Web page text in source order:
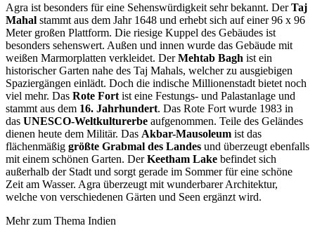
Agra ist besonders für eine Sehenswürdigkeit sehr bekannt. DerTaj
Mahal stammt aus dem Jahr 1648 und erhebt sich auf einer 96 x 96
Meter großen Plattform. Die riesige Kuppel des Gebäudes ist
besonders sehenswert. Außen und innen wurde das Gebäude mit
weißen Marmorplatten verkleidet. DerMehtab Bagh ist ein
historischer Garten nahe des Taj Mahals, welcher zu ausgiebigen
Spaziergängen einlädt. Doch die indische Millionenstadt bietet noch
viel mehr. Das Rote Fort ist eine Festungs- und Palastanlage und
stammt aus dem 16. Jahrhundert. Das Rote Fort wurde 1983 in
das UNESCO-Weltkulturerbe aufgenommen. Teile des Geländes
dienen heute dem Militär. Das Akbar-Mausoleum ist das
flächenmäßig größte Grabmal des Landes und überzeugt ebenfalls
mit einem schönen Garten. DerKeetham Lake befindet sich
außerhalb der Stadt und sorgt gerade im Sommer für eine schöne
Zeit am Wasser. Agra überzeugt mit wunderbarer Architektur,
welche von verschiedenen Gärten und Seen ergänzt wird.
Mehr zum Thema Indien